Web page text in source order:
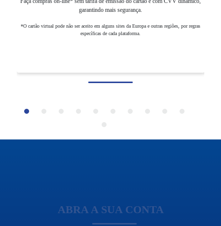
garantindo mais segurança.
*O cartão virtual pode não ser aceito em alguns sites da Europa e outras regiões, por regras
específicas de cada plataforma.
ABRA A SUA CONTA